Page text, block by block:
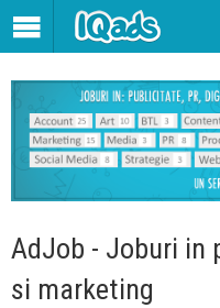
AdJob - Joburi in
si marketing